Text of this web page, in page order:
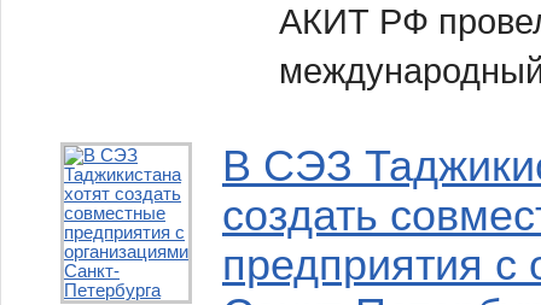
АКИТ РФ
В СЭЗ
создать
предприятия с